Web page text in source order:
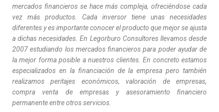
mercados financieros se hace más compleja, ofreciéndose cada
vez más productos. Cada inversor tiene unas necesidades
diferentes y es importante conocer el producto que mejor se ajusta
a dichas necesidades. En Legorburo Consultores llevamos desde
2007 estudiando los mercados financieros para poder ayudar de
la mejor forma posible a nuestros clientes. En concreto estamos
especializados en la financiación de la empresa pero también
realizamos peritajes económicos, valoración de empresas,
compra venta de empresas y asesoramiento financiero
permanente entre otros servicios.